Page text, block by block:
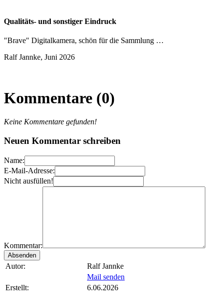
Qualitäts- und sonstiger Eindruck
"Brave" Digitalkamera, schön für die Sammlung …
Ralf Jannke, Juni 2026
Kommentare (0)
Keine Kommentare gefunden!
Neuen Kommentar schreiben
Name:
E-Mail-Adresse:
Nicht ausfüllen!
Kommentar:
Autor:
Ralf Jannke
Mail senden
Erstellt:
6.06.2026